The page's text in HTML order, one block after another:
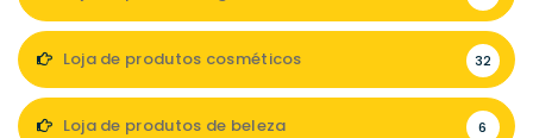
Loja de produtos cosméticos 32
Loja de produtos de beleza 6